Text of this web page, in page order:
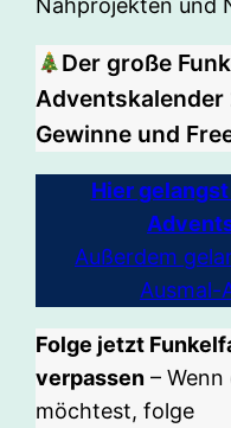
Der große
Gewinne und
Hier
Außerdem
Ausmal-
Folge jetzt
verpassen –
möchtest, folge